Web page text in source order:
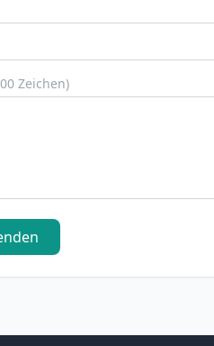
Zeichen)